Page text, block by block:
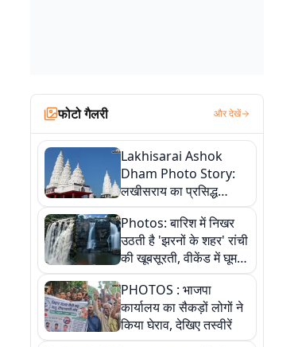
फोटो गैलरी और देखें
Lakhisarai Ashok
Dham Photo Story:
लखीसराय का प्रसिद्ध
अशोक धाम—आस्था,
श्रृंगार, अनुष्ठान और
अलौकिक संध्या आरती के
विहंगम दृश्य
Photos: बारिश में निखर
उठती है 'झरनों के शहर' रांची
की खूबसूरती, वीकेंड में घूम
आएं ये 5 वादियां
PHOTOS : भाजपा
कार्यालय का सैकड़ों लोगों ने
किया घेराव, देखिए तस्वीरें